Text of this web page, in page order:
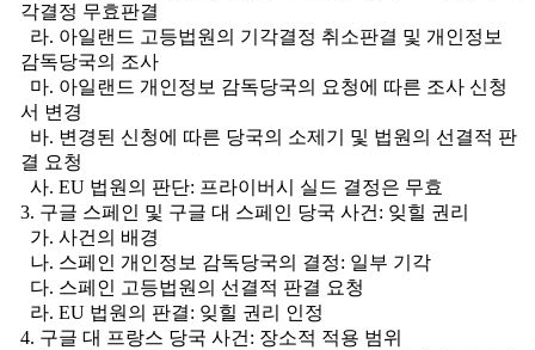
각결정 무효판결
라. 아일랜드 고등법원의 기각결정 취소판결 및 개인정보
감독당국의 조사
마. 아일랜드 개인정보 감독당국의 요청에 따른 조사 신청
서 변경
바. 변경된 신청에 따른 당국의 소제기 및 법원의 선결적 판
결 요청
사. EU 법원의 판단: 프라이버시 실드 결정은 무효
3. 구글 스페인 및 구글 대 스페인 당국 사건: 잊힐 권리
가. 사건의 배경
나. 스페인 개인정보 감독당국의 결정: 일부 기각
다. 스페인 고등법원의 선결적 판결 요청
라. EU 법원의 판결: 잊힐 권리 인정
4. 구글 대 프랑스 당국 사건: 장소적 적용 범위